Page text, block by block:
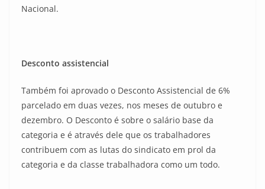
Nacional.
Desconto assistencial
Também foi aprovado o Desconto Assistencial de 6%
parcelado em duas vezes, nos meses de outubro e
dezembro. O Desconto é sobre o salário base da
categoria e é através dele que os trabalhadores
contribuem com as lutas do sindicato em prol da
categoria e da classe trabalhadora como um todo.